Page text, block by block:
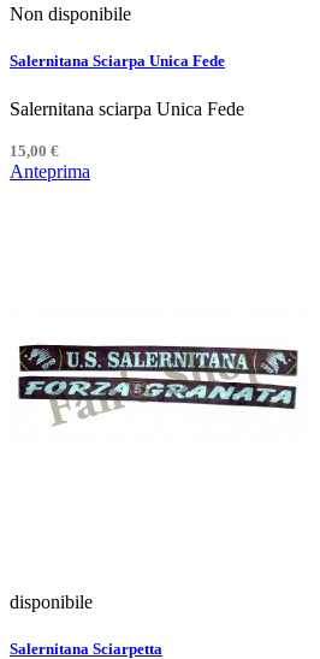
Non disponibile
Salernitana Sciarpa Unica Fede
Salernitana sciarpa Unica Fede
15,00 €
Anteprima
disponibile
Salernitana Sciarpetta